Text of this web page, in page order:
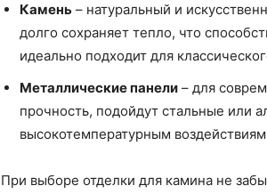
Камень – натуральный и
долго сохраняет тепло, что
идеально подходит для
Металлические панели – для
прочность, подойдут стальные или
высокотемпературным
При выборе отделки для камина не